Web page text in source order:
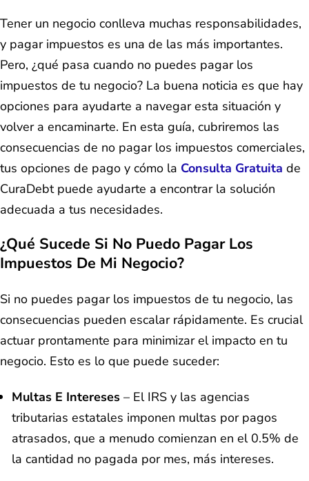
Tener un negocio conlleva muchas responsabilidades,
y pagar impuestos es una de las más importantes.
Pero, ¿qué pasa cuando no puedes pagar los
impuestos de tu negocio? La buena noticia es que hay
opciones para ayudarte a navegar esta situación y
volver a encaminarte. En esta guía, cubriremos las
consecuencias de no pagar los impuestos comerciales,
tus opciones de pago y cómo la Consulta Gratuita de
CuraDebt puede ayudarte a encontrar la solución
adecuada a tus necesidades.
¿Qué Sucede Si No Puedo Pagar Los
Impuestos De Mi Negocio?
Si no puedes pagar los impuestos de tu negocio, las
consecuencias pueden escalar rápidamente. Es crucial
actuar prontamente para minimizar el impacto en tu
negocio. Esto es lo que puede suceder:
Multas E Intereses – El IRS y las agencias
tributarias estatales imponen multas por pagos
atrasados, que a menudo comienzan en el 0.5% de
la cantidad no pagada por mes, más intereses.